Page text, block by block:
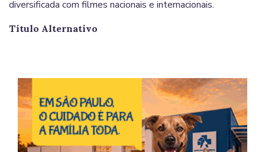
diversificada com filmes nacionais e internacionais.
Título Alternativo